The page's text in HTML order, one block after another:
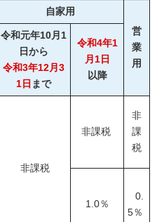
自家用
営
業
用
令和元年10月1
日から
令和3年12月3
1日 まで
令和4年1
月1日
以降
非課税
非課税
非
課
税
1.0％
0.
5％